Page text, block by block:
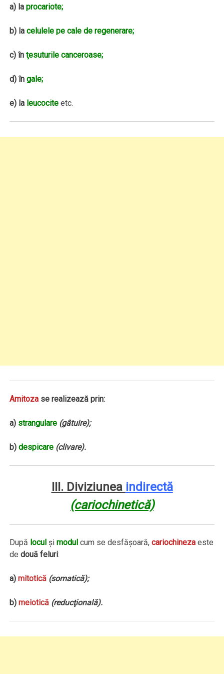
a) la procariote;
b) la celulele pe cale de regenerare;
c) în ţesuturile canceroase;
d) îngale;
e) la leucocite etc.
Amitoza se realizează prin:
a) strangulare (gâtuire);
b)despicare (clivare).
III. Diviziunea indirectă
(cariochinetică)
După locul şimodul cum se desfăşoară,cariochineza este
dedouă feluri:
a)mitotică (somatică);
b) meiotică (reducţională).